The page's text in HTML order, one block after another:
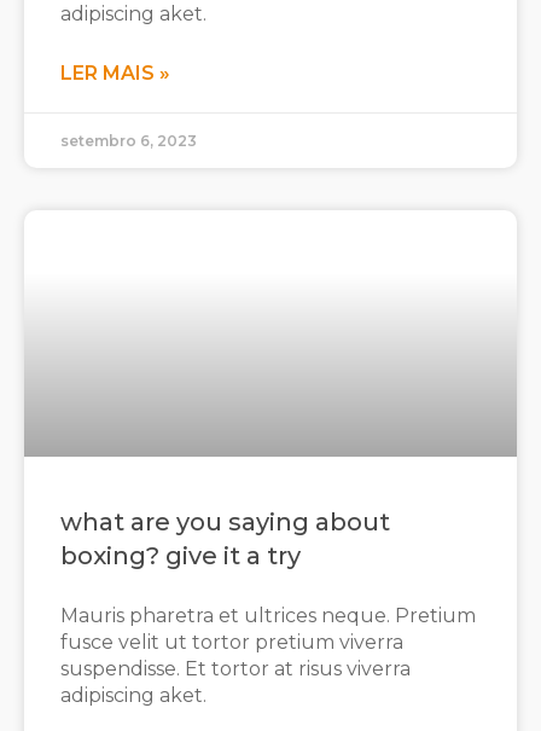
adipiscing aket.
LER MAIS »
setembro 6, 2023
what are you saying about
boxing? give it a try
Mauris pharetra et ultrices neque. Pretium
fusce velit ut tortor pretium viverra
suspendisse. Et tortor at risus viverra
adipiscing aket.